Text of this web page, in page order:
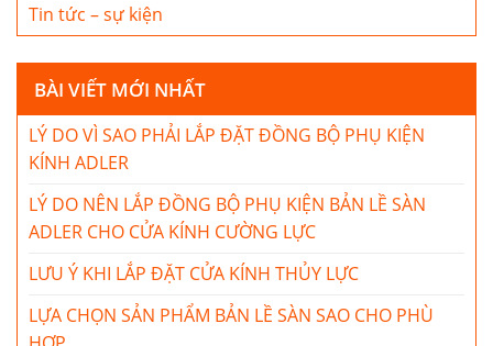
Tin tức – sự kiện
BÀI VIẾT MỚI NHẤT
LÝ DO VÌ SAO PHẢI LẮP ĐẶT ĐỒNG BỘ PHỤ KIỆN
KÍNH ADLER
LÝ DO NÊN LẮP ĐỒNG BỘ PHỤ KIỆN BẢN LỀ SÀN
ADLER CHO CỬA KÍNH CƯỜNG LỰC
LƯU Ý KHI LẮP ĐẶT CỬA KÍNH THỦY LỰC
LỰA CHỌN SẢN PHẨM BẢN LỀ SÀN SAO CHO PHÙ